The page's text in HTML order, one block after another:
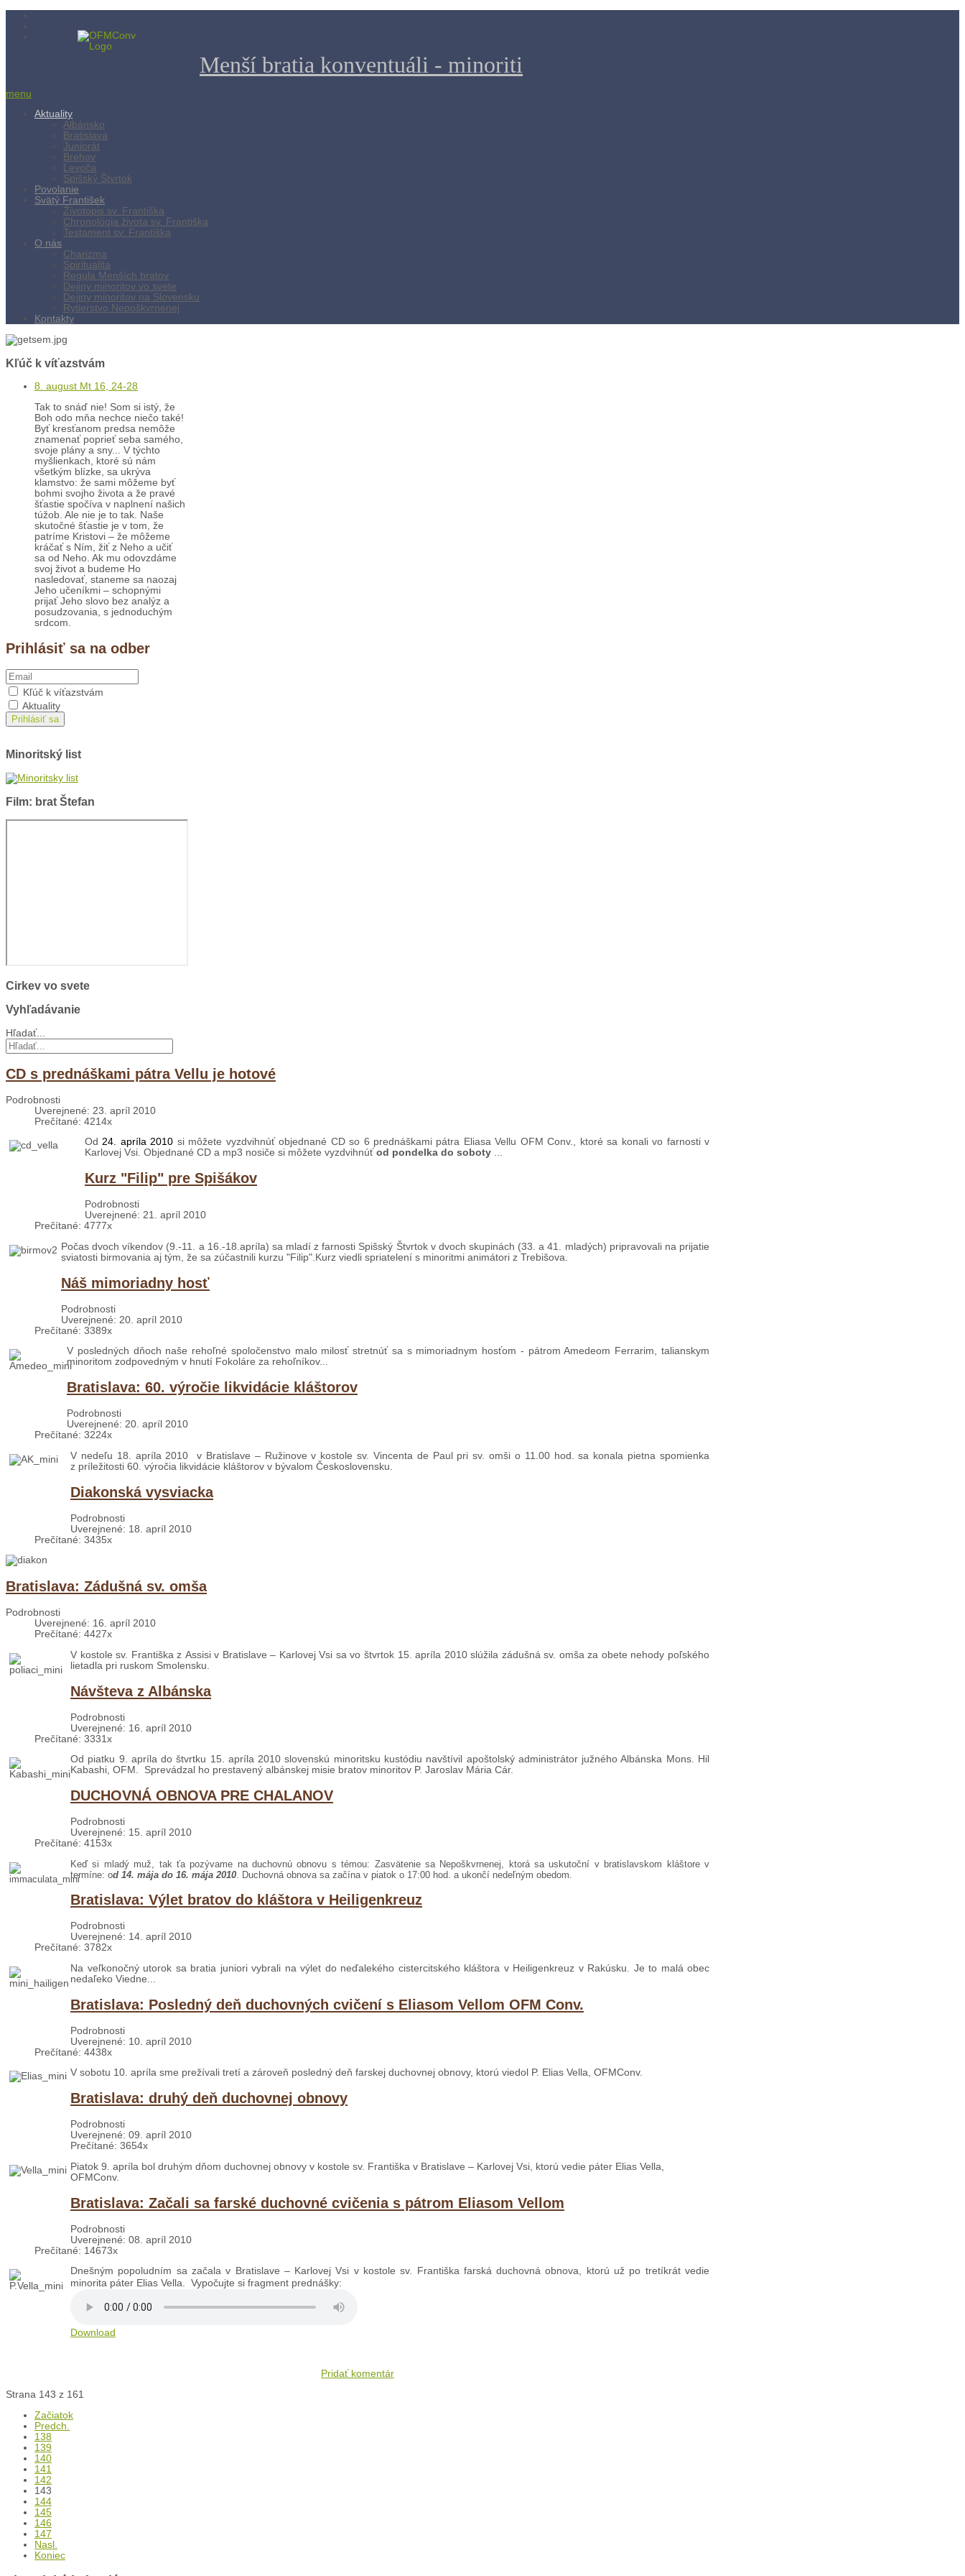
Menší bratia konventuáli - minoriti
menu
Aktuality
Albánsko
Bratislava
Juniorát
Brehov
Levoča
Spišský Štvrtok
Povolanie
Svätý František
Životopis sv. Františka
Chronológia života sv. Františka
Testament sv. Františka
O nás
Charizma
Spiritualita
Regula Menších bratov
Dejiny minoritov vo svete
Dejiny minoritov na Slovensku
Rytierstvo Nepoškvrnenej
Kontakty
Kľúč k víťazstvám
8. august Mt 16, 24-28
Tak to snáď nie! Som si istý, že
Boh odo mňa nechce niečo také!
Byť kresťanom predsa nemôže
znamenať poprieť seba samého,
svoje plány a sny... V týchto
myšlienkach, ktoré sú nám
všetkým blízke, sa ukrýva
klamstvo: že sami môžeme byť
bohmi svojho života a že pravé
šťastie spočíva v naplnení našich
túžob. Ale nie je to tak. Naše
skutočné šťastie je v tom, že
patríme Kristovi – že môžeme
kráčať s Ním, žiť z Neho a učiť
sa od Neho. Ak mu odovzdáme
svoj život a budeme Ho
nasledovať, staneme sa naozaj
Jeho učeníkmi – schopnými
prijať Jeho slovo bez analýz a
posudzovania, s jednoduchým
srdcom.
Prihlásiť sa na odber
Kľúč k víťazstvám
Aktuality
Prihlásiť sa
Minoritský list
Film: brat Štefan
Cirkev vo svete
Vyhľadávanie
Hľadať...
CD s prednáškami pátra Vellu je hotové
Podrobnosti
Uverejnené: 23. apríl 2010
Prečítané: 4214x
Od24. apríla 2010 si môžete vyzdvihnúť objednané CD so 6 prednáškami pátra Eliasa Vellu OFM Conv., ktoré sa konali vo farnosti v
Karlovej Vsi. Objednané CD a mp3 nosiče si môžete vyzdvihnúť od pondelka do soboty ...
Kurz "Filip" pre Spišákov
Podrobnosti
Uverejnené: 21. apríl 2010
Prečítané: 4777x
Počas dvoch víkendov (9.-11. a 16.-18.apríla) sa mladí z farnosti Spišský Štvrtok v dvoch skupinách (33. a 41. mladých) pripravovali na prijatie
sviatosti birmovania aj tým, že sa zúčastnili kurzu "Filip".Kurz viedli spriatelení s minoritmi animátori z Trebišova.
Náš mimoriadny hosť
Podrobnosti
Uverejnené: 20. apríl 2010
Prečítané: 3389x
V posledných dňoch naše rehoľné spoločenstvo malo milosť stretnúť sa s mimoriadnym hosťom - pátrom Amedeom Ferrarim, talianskym
minoritom zodpovedným v hnutí Fokoláre za rehoľníkov...
Bratislava: 60. výročie likvidácie kláštorov
Podrobnosti
Uverejnené: 20. apríl 2010
Prečítané: 3224x
V nedeľu 18. apríla 2010 v Bratislave – Ružinove v kostole sv. Vincenta de Paul pri sv. omši o 11.00 hod. sa konala pietna spomienka
z príležitosti 60. výročia likvidácie kláštorov v bývalom Československu.
Diakonská vysviacka
Podrobnosti
Uverejnené: 18. apríl 2010
Prečítané: 3435x
Bratislava: Zádušná sv. omša
Podrobnosti
Uverejnené: 16. apríl 2010
Prečítané: 4427x
V kostole sv. Františka z Assisi v Bratislave – Karlovej Vsi sa vo štvrtok 15. apríla 2010 slúžila zádušná sv. omša za obete nehody poľského
lietadla pri ruskom Smolensku.
Návšteva z Albánska
Podrobnosti
Uverejnené: 16. apríl 2010
Prečítané: 3331x
Od piatku 9. apríla do štvrtku 15. apríla 2010 slovenskú minoritsku kustódiu navštívil apoštolský administrátor južného Albánska Mons. Hil
Kabashi, OFM. Sprevádzal ho prestavený albánskej misie bratov minoritov P. Jaroslav Mária Cár.
DUCHOVNÁ OBNOVA PRE CHALANOV
Podrobnosti
Uverejnené: 15. apríl 2010
Prečítané: 4153x
Keď si mladý muž, tak ťa pozývame na duchovnú obnovu s témou: Zasvätenie sa Nepoškvrnenej, ktorá sa uskutoční v bratislavskom kláštore v
termíne: od 14. mája do 16. mája 2010 . Duchovná obnova sa začína v piatok o 17:00 hod. a ukončí nedeľným obedom.
Bratislava: Výlet bratov do kláštora v Heiligenkreuz
Podrobnosti
Uverejnené: 14. apríl 2010
Prečítané: 3782x
Na veľkonočný utorok sa bratia juniori vybrali na výlet do neďalekého cistercitského kláštora v Heiligenkreuz v Rakúsku. Je to malá obec
nedaľeko Viedne...
Bratislava: Posledný deň duchovných cvičení s Eliasom Vellom OFM Conv.
Podrobnosti
Uverejnené: 10. apríl 2010
Prečítané: 4438x
V sobotu 10. apríla sme prežívali tretí a zároveň posledný deň farskej duchovnej obnovy, ktorú viedol P. Elias Vella, OFMConv.
Bratislava: druhý deň duchovnej obnovy
Podrobnosti
Uverejnené: 09. apríl 2010
Prečítané: 3654x
Piatok 9. apríla bol druhým dňom duchovnej obnovy v kostole sv. Františka v Bratislave – Karlovej Vsi, ktorú vedie páter Elias Vella,
OFMConv.
Bratislava: Začali sa farské duchovné cvičenia s pátrom Eliasom Vellom
Podrobnosti
Uverejnené: 08. apríl 2010
Prečítané: 14673x
Dnešným popoludním sa začala v Bratislave – Karlovej Vsi v kostole sv. Františka farská duchovná obnova, ktorú už po tretíkrát vedie
minorita páter Elias Vella. Vypočujte si fragment prednášky:
Download
Pridať komentár
Strana 143 z 161
Začiatok
Predch.
138
139
140
141
142
143
144
145
146
147
Nasl.
Koniec